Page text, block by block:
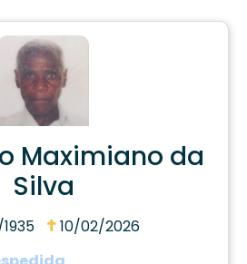
Maximiano da
Silva
10/02/2026